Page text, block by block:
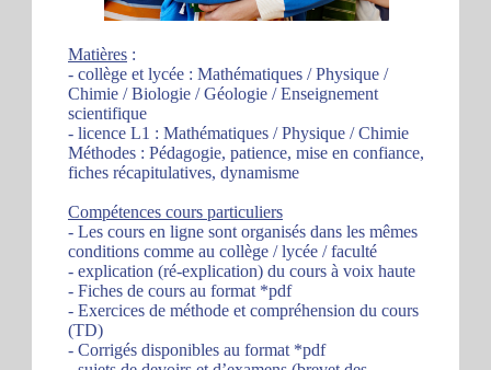
Matières :
- collège et lycée : Mathématiques / Physique /
Chimie / Biologie / Géologie / Enseignement
scientifique
- licence L1 : Mathématiques / Physique / Chimie
Méthodes : Pédagogie, patience, mise en confiance,
fiches récapitulatives, dynamisme
Compétences cours particuliers
- Les cours en ligne sont organisés dans les mêmes
conditions comme au collège / lycée / faculté
- explication (ré-explication) du cours à voix haute
- Fiches de cours au format *pdf
- Exercices de méthode et compréhension du cours
(TD)
- Corrigés disponibles au format *pdf